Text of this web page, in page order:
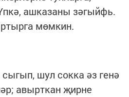
ашказаны зәгыйфь.
мөмкин.
шул сокка әз генә
авырткан җирне